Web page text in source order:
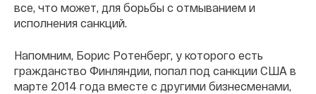
все, что может, для борьбы с отмыванием и
исполнения санкций.
Напомним, Борис Ротенберг, у которого есть
гражданство Финляндии, попал под санкции США в
марте 2014 года вместе с другими бизнесменами,